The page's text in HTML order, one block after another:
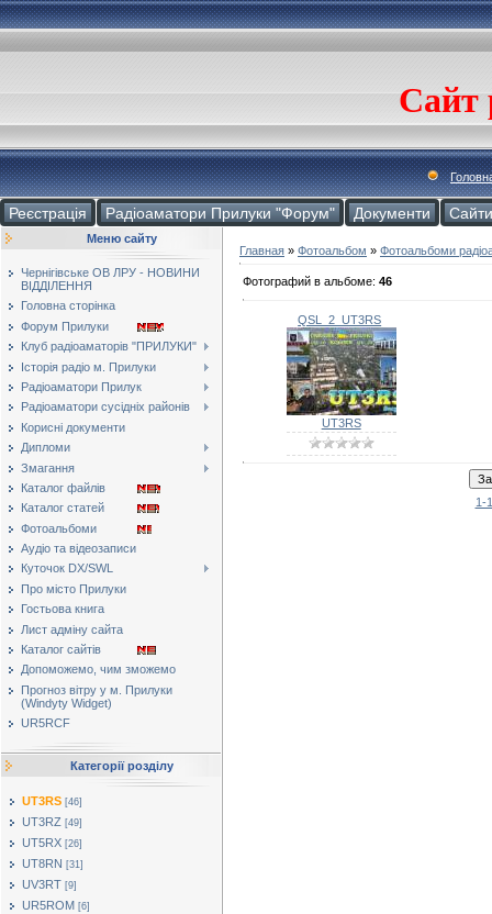
Сайт
Реєстрація Радіоаматори Прилуки "Форум" Документи Cайти
Меню сайту
Чернігівське ОВ ЛРУ - НОВИНИ
ВІДДІЛЕННЯ
Головна сторінка
Форум Прилуки
Клуб радіоаматорів "ПРИЛУКИ"
Історія радіо м. Прилуки
Радіоаматори Прилук
Радіоаматори сусідніх районів
Корисні документи
Дипломи
Змагання
Каталог файлів
Каталог статей
Фотоальбоми
Аудіо та відеозаписи
Куточок DX/SWL
Про місто Прилуки
Гостьова книга
Лист адміну сайта
Каталог сайтів
Допоможемо, чим зможемо
Прогноз вітру у м. Прилуки
(Windyty Widget)
UR5RCF
Категорії розділу
UT3RS [46]
UT3RZ [49]
UT5RX [26]
UT8RN [31]
UV3RT [9]
UR5ROM [6]
Главная » Фотоальбом » Фотоальбоми
Фотографий в альбоме: 46
QSL_2_UT3RS
UT3RS
1-